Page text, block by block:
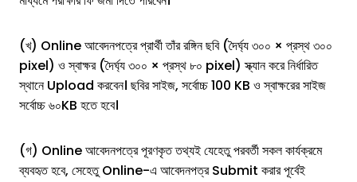
(খ) Online আবেদনপত্রে প্রার্থী তাঁর রঙ্গিন ছবি (দৈর্ঘ্য ৩০০ × প্রস্থ ৩০০
pixel) ও স্বাক্ষর (দৈর্ঘ্য ৩০০ × প্রস্থ ৮০ pixel) স্ক্যান করে নির্ধারিত
স্থানে Upload করবেন। ছবির সাইজ, সর্বোচ্চ 100 KB ও স্বাক্ষরের সাইজ
সর্বোচ্চ ৬০KB হতে হবে।
(গ) Online আবেদনপত্রে পূরণকৃত তথ্যই যেহেতু পরবর্তী সকল কার্যক্রমে
ব্যবহৃত হবে, সেহেতু Online-এ আবেদনপত্র Submit করার পূর্বেই